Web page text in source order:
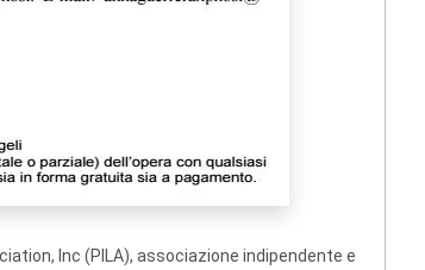
Inc (PILA), associazione indipendente e